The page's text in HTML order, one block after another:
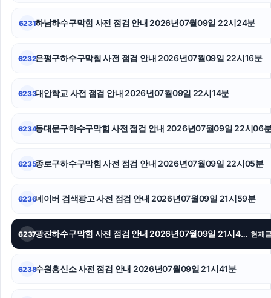
의정부변호사
의정부변호사
상간녀소송
6231하남하수구막힘 사전 점검 안내 2026년07월09일 22시24분
6232은평구하수구막힘 사전 점검 안내 2026년07월09일 22시16분
6233대안학교 사전 점검 안내 2026년07월09일 22시14분
6234동대문구하수구막힘 사전 점검 안내 2026년07월09일 22시06
6235종로구하수구막힘 사전 점검 안내 2026년07월09일 22시05분
6236네이버 검색광고 사전 점검 안내 2026년07월09일 21시59분
6237 광진하수구막힘 사전 점검 안내 2026년07월09일 21시46분 현재
6238수원흥신소 사전 점검 안내 2026년07월09일 21시41분